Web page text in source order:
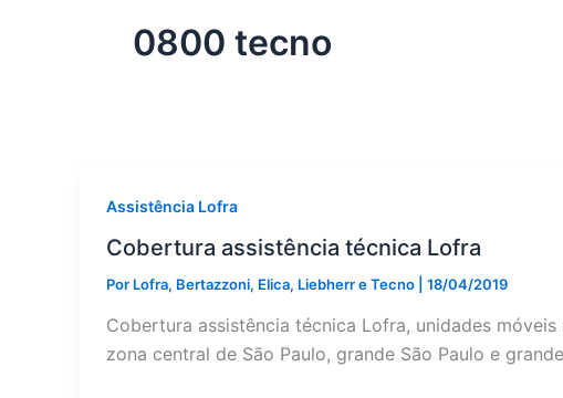
0800 tecno
Assistência Lofra
Cobertura assistência técnica Lofra
Por Lofra, Bertazzoni, Elica, Liebherr e Tecno 18/04/2019
Cobertura assistência técnica Lofra, unidades
zona central de São Paulo, grande São Paulo e